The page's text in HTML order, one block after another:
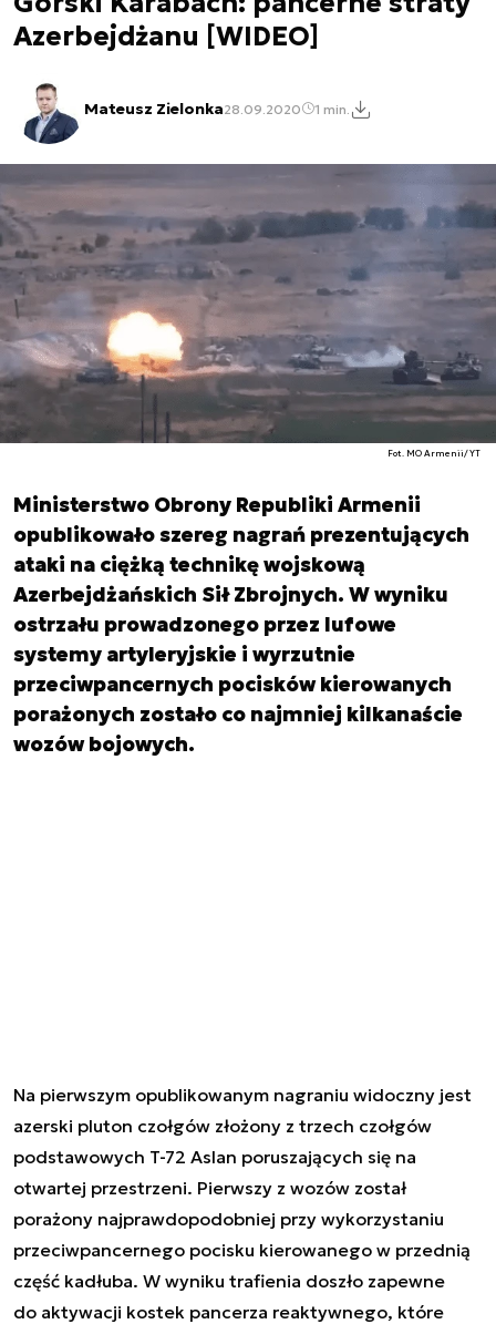
Azerbejdżanu [WIDEO]
Mateusz Zielonka28.09.2020 1 min.
Fot. MO Armenii/YT
Ministerstwo Obrony Republiki Armenii
opublikowało szereg nagrań prezentujących
ataki na ciężką technikę wojskową
Azerbejdżańskich Sił Zbrojnych. W wyniku
ostrzału prowadzonego przez lufowe
systemy artyleryjskie i wyrzutnie
przeciwpancernych pocisków kierowanych
porażonych zostało co najmniej kilkanaście
wozów bojowych.
Na pierwszym opublikowanym nagraniu widoczny jest
azerski pluton czołgów złożony z trzech czołgów
podstawowych T-72 Aslan poruszających się na
otwartej przestrzeni. Pierwszy z wozów został
porażony najprawdopodobniej przy wykorzystaniu
przeciwpancernego pocisku kierowanego w przednią
część kadłuba. W wyniku trafienia doszło zapewne
do aktywacji kostek pancerza reaktywnego, które